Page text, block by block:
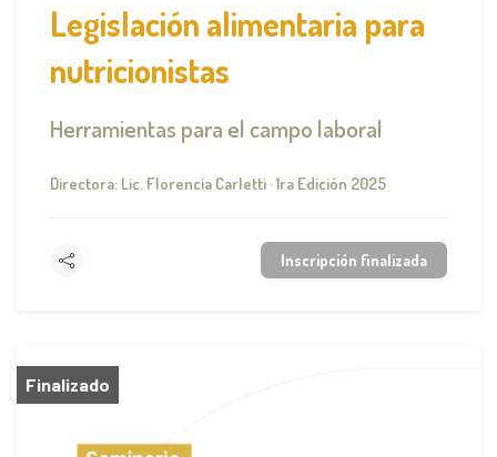
Legislación alimentaria para
nutricionistas
Herramientas para el campo laboral
Directora: Lic. Florencia Carletti · 1ra Edición 2025
Inscripción finalizada
Finalizado